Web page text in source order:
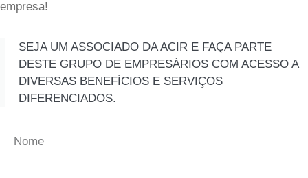
empresa!
SEJA UM ASSOCIADO DA ACIR E FAÇA PARTE
DESTE GRUPO DE EMPRESÁRIOS COM ACESSO A
DIVERSAS BENEFÍCIOS E SERVIÇOS
DIFERENCIADOS.